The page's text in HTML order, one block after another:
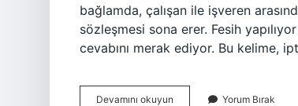
bağlamda, çalışan ile işveren
sözleşmesi sona erer. Fesih
cevabını merak ediyor. Bu kelime,
Devamını okuyun Yorum Bırak